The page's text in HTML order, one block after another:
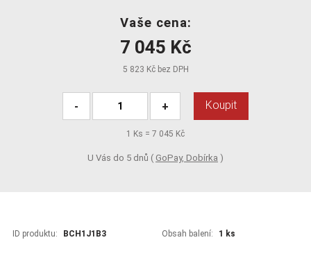
Vaše cena:
7 045 Kč
5 823 Kč bez DPH
- + Koupit
1 Ks = 7 045 Kč
U Vás do 5 dnů ( GoPay, Dobírka )
ID produktu: BCH1J1B3 Obsah balení: 1 ks